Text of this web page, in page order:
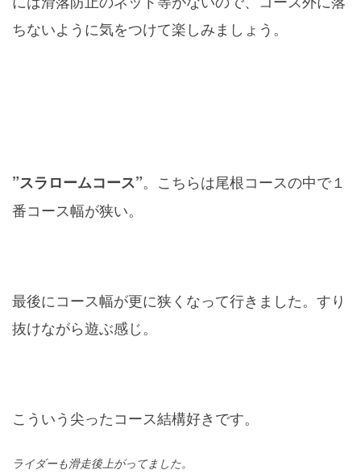
ちないように気をつけて楽しみましょう。
”スラロームコース”。こちらは尾根コースの中で１
番コース幅が狭い。
最後にコース幅が更に狭くなって行きました。すり
抜けながら遊ぶ感じ。
こういう尖ったコース結構好きです。
ライダーも滑走後上がってました。